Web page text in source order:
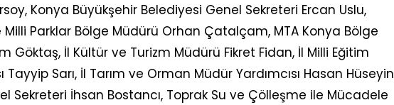
Konya Büyükşehir Belediyesi Genel Sekreteri Ercan Uslu,
Parklar Bölge Müdürü Orhan Çatalçam, MTA Konya Bölge
Göktaş, İl Kültür ve Turizm Müdürü Fikret Fidan, İl Milli Eğitim
Tayyip Sarı, İl Tarım ve Orman Müdür Yardımcısı Hasan Hüseyin
Sekreteri İhsan Bostancı, Toprak Su ve Çölleşme ile Mücadele